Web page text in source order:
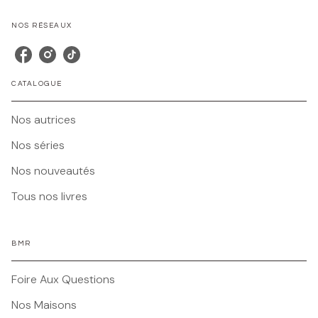
NOS RÉSEAUX
CATALOGUE
Nos autrices
Nos séries
Nos nouveautés
Tous nos livres
BMR
Foire Aux Questions
Nos Maisons